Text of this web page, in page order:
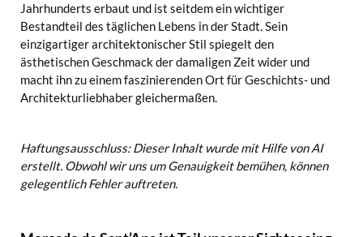
Jahrhunderts erbaut und ist seitdem ein wichtiger
Bestandteil des täglichen Lebens in der Stadt. Sein
einzigartiger architektonischer Stil spiegelt den
ästhetischen Geschmack der damaligen Zeit wider und
macht ihn zu einem faszinierenden Ort für Geschichts- und
Architekturliebhaber gleichermaßen.
Haftungsausschluss: Dieser Inhalt wurde mit Hilfe von AI
erstellt. Obwohl wir uns um Genauigkeit bemühen, können
gelegentlich Fehler auftreten.